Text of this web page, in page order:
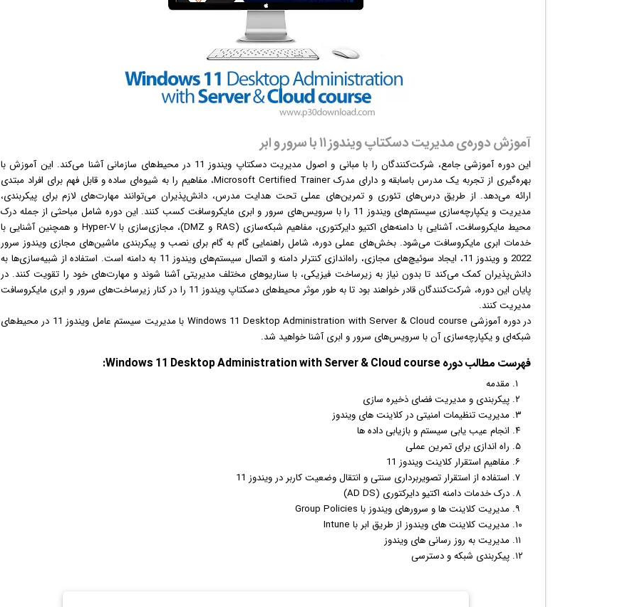
آموزش دوره‌ی مدیریت دسکتاپ ویندوز ۱۱ با سرور و ابر
این دوره آموزشی جامع، شرکت‌کنندگان را با مبانی و اصول مدیریتدسکتاپ ویندوز
11 در محیط‌های سازمانی آشنا می‌کند. این آموزش با
بهره‌گیری از تجربه یک مدرس باسابقه و دارای مدرک Microsoft Certified Trainer، مفاهیم را به شیوه‌ای ساده و قابل فهم برای افراد مبتدی
ارائه می‌دهد. از طریق درس‌های تئوری و تمرین‌های عملی تحت هدایت مدرس، دانش‌پذیران می‌توانند مهارت‌های لازم برای پیکربندی،
مدیریت و یکپارچه‌سازی سیستم‌های ویندوز 11 را با سرویس‌های سرور و ابری مایکروسافت کسب کنند. این دوره شامل مباحثی از جمله درک
محیط مایکروسافت، آشنایی با دامنه‌های اکتیو دایرکتوری، مفاهیم شبکه‌سازی (RAS و DMZ)، مجازی‌سازی با Hyper-V و همچنین آشنایی با
خدمات ابری مایکروسافت می‌شود. بخش‌های عملی دوره، شامل راهنمایی گام به گام برای نصب و پیکربندی ماشین‌های مجازی ویندوز سرور
2022 و ویندوز 11، ایجاد سوئیچ‌های مجازی، راه‌اندازی کنترلر دامنه و اتصال سیستم‌های ویندوز 11 به دامنه است. استفاده از شبیه‌سازی‌ها به
دانش‌پذیران کمک می‌کند تا بدون نیاز به زیرساخت فیزیکی، با سناریوهای مختلف مدیریتی آشنا شوند و مهارت‌های خود را تقویت کنند. در
پایان این دوره، شرکت‌کنندگان قادر خواهند بود تا به طور موثر محیط‌های دسکتاپ ویندوز 11 را در کنار زیرساخت‌های سرور و ابری مایکروسافت
مدیریت کنند.
در دوره آموزشی Windows 11 Desktop Administration with Server & Cloud course با مدیریت سیستم عامل ویندوز 11 در محیط‌های
شبکه‌ای و یکپارچه‌سازی آن با سرویس‌های سرور و ابری آشنا خواهید شد.
فهرست مطالب دوره Windows 11 Desktop Administration with Server & Cloud course:
مقدمه
پیکربندی و مدیریت فضای ذخیره سازی
مدیریت تنظیمات امنیتی در کلاینت های ویندوز
انجام عیب یابی سیستم و بازیابی داده ها
راه اندازی برای تمرین عملی
مفاهیم استقرار کلاینت ویندوز 11
استفاده از استقرار تصویربرداری سنتی و انتقال وضعیت کاربر در ویندوز 11
درک خدمات دامنه اکتیو دایرکتوری (AD DS)
مدیریت کلاینت ها و سرورهای ویندوز با Group Policies
مدیریت کلاینت های ویندوز از طریق ابر با Intune
مدیریت به روز رسانی های ویندوز
پیکربندی شبکه و دسترسی